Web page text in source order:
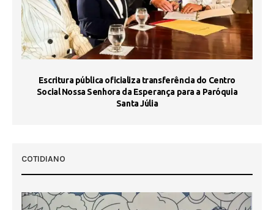
Escritura pública oficializa transferência do Centro
Social Nossa Senhora da Esperança para a Paróquia
Santa Júlia
COTIDIANO